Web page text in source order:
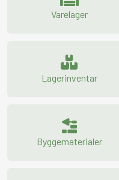
Varelager
Lagerinventar
Byggematerialer